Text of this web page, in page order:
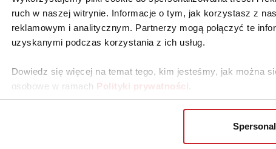
ruch w naszej witrynie. Informacje o tym, jak korzystasz z
reklamowym i analitycznym. Partnerzy mogą połączyć te
uzyskanymi podczas korzystania z ich usług.
Dowiedz się więcej na temat tego, kim jesteśmy, jak można
osobowe w ramach Polityki prywatności
którzy korzystają z tradycyjnych sklepów, wcześniej robi
przez internet za to, że mogą ich dokonać o każdej
oraz atrakcyjne ceny (60 proc.). Odczuwalny jest jedynie brak
związanych z produktami – to ważne dla 60 proc. klientów,
zakupu, tyle samo lubi sprawdzić jego wygląd i jakość
coraz więcej osób, kupujących online wybiera telefon
narzędziem, na którym korzystamy z internetu, ale
robi zakupy przy pomocy smartfon co najmniej raz w
już prawie 40 proc. Polaków.